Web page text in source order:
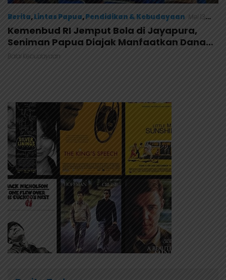
Berita,Lintas Papua,Pendidikan & Kebudayaan Mei 13,
2026
Kemenbud RI Jemput Bola di Jayapura,
Seniman Papua Diajak Manfaatkan Dana
“Indonesia Raya”
Balai Kebudayaan